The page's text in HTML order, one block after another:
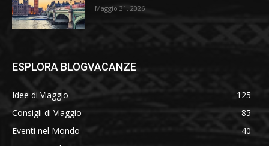
Maggio 31, 2026
ESPLORA BLOGVACANZE
Idee di Viaggio
125
Consigli di Viaggio
85
Eventi nel Mondo
40